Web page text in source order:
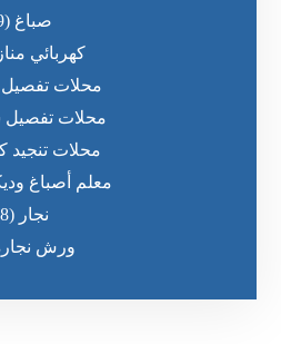
صباغ (9)
كهربائي
محلات تفصيل
محلات تفصيل
محلات تنجيد
معلم أصباغ
نجار (8)
ورش